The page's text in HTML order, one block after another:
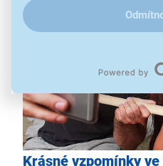
Krásné vzpomínky